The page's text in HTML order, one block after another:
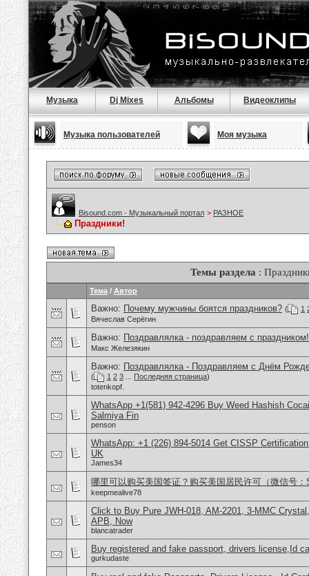
Музыка Dj Mixes Альбомы Видеоклипы
Музыка пользователей Моя музыка
Bisound.com - Музыкальный портал > РАЗНОЕ
Праздники!
Темы раздела :
Тема / Автор
Важно: Почему мужчины боятся праздников? ( 1
Вячеслав Серёгин
Важно: Поздравлялка - поздравляем с праздником!
Макс Железякин
Важно: Поздравлялка - Поздравляем с Днём
( 1 2 3 Последняя страница)
totenkopf.
WhatsApp +1(581) 942-4296 Buy Weed Hashish
Salmiya Fin
penson
WhatsApp: +1 (226) 894-5014​ Get CISSP
UK
James34
哪里可以购买美国签证？购买美国居民许可（微信号：
keepmealive78
Click to Buy Pure JWH-018, AM-2201, 3-MMC
APB, Now
blancatrader
Buy registered and fake passport, drivers license,Id
gurkudaste